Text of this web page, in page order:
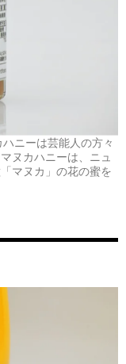
ハニーは芸能人の方々
ヌカハニーは、ニュ
マヌカ」の花の蜜を